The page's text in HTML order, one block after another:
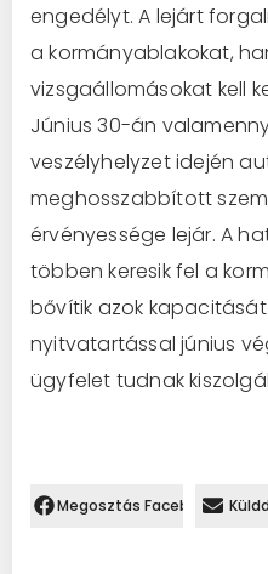
engedélyt. A lejárt
a kormányablakokat,
vizsgaállomásokat kell
Június 30-án
veszélyhelyzet idején
meghosszabbított
érvényessége lejár. A
többen keresik fel a
bővítik azok
nyitvatartással június
ügyfelet tudnak
Megosztás Facebookon.